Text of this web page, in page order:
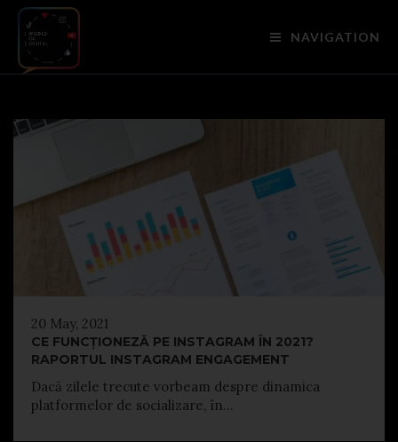
NAVIGATION
20 May, 2021
CE FUNCȚIONEZĂ PE INSTAGRAM ÎN 2021?
RAPORTUL INSTAGRAM ENGAGEMENT
Dacă zilele trecute vorbeam despre dinamica
platformelor de socializare, în...